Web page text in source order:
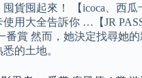
貨囤起來！ 【icoca、西瓜
用大全告訴你 …【JR
番賞 然而，她決定找尋她
的土地。